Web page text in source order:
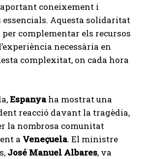
coneixement i
essencials. Aquesta solidaritat
complementar els recursos
necessària en
complexitat, on cada hora
Espanyaha mostrat una
reacció davant la tragèdia,
la nombrosa comunitat
a Veneçuela. El ministre
José Manuel Albares, va